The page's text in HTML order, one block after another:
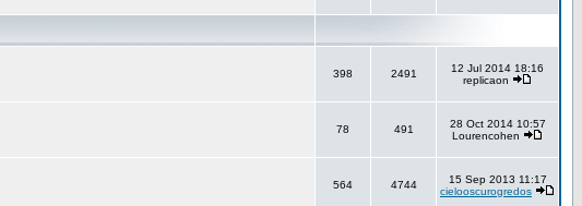
398 2491
12 Jul 2014 18:16
replicaon
78 491
28 Oct 2014 10:57
Lourencohen
564 4744
15 Sep 2013 11:17
cielooscurogredos